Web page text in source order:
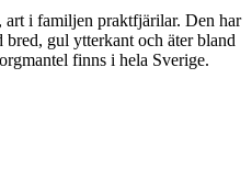
, art i familjen praktfjärilar. Den har
gul ytterkant och äter bland
finns i hela Sverige.